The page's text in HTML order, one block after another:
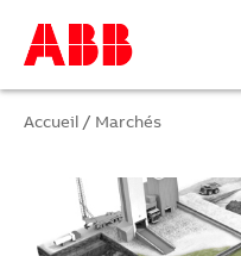
Accueil / Marchés